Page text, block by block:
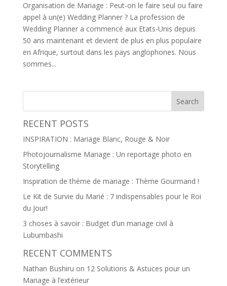
Organisation de Mariage : Peut-on le faire seul ou faire
appel à un(e) Wedding Planner ? La profession de
Wedding Planner a commencé aux Etats-Unis depuis
50 ans maintenant et devient de plus en plus populaire
en Afrique, surtout dans les pays anglophones. Nous
sommes...
RECENT POSTS
INSPIRATION : Mariage Blanc, Rouge & Noir
Photojournalisme Mariage : Un reportage photo en
Storytelling
Inspiration de thème de mariage : Thème Gourmand !
Le Kit de Survie du Marié : 7 indispensables pour le Roi
du Jour!
3 choses à savoir : Budget d’un mariage civil à
Lubumbashi
RECENT COMMENTS
Nathan Bushiru on 12 Solutions & Astuces pour un
Mariage à l’extérieur